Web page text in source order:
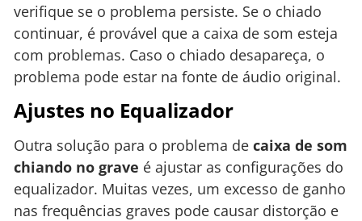
verifique se o problema persiste. Se o chiado
continuar, é provável que a caixa de som esteja
com problemas. Caso o chiado desapareça, o
problema pode estar na fonte de áudio original.
Ajustes no Equalizador
Outra solução para o problema de caixa de som
chiando no grave é ajustar as configurações do
equalizador. Muitas vezes, um excesso de ganho
nas frequências graves pode causar distorção e